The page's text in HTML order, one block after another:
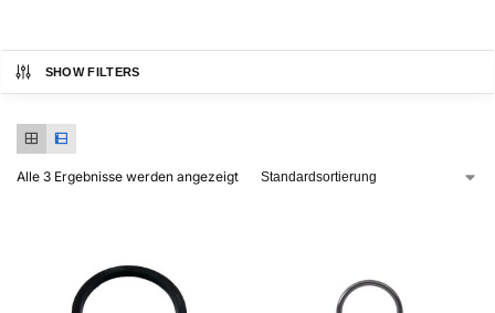
SHOW FILTERS
Alle 3 Ergebnisse werden angezeigt